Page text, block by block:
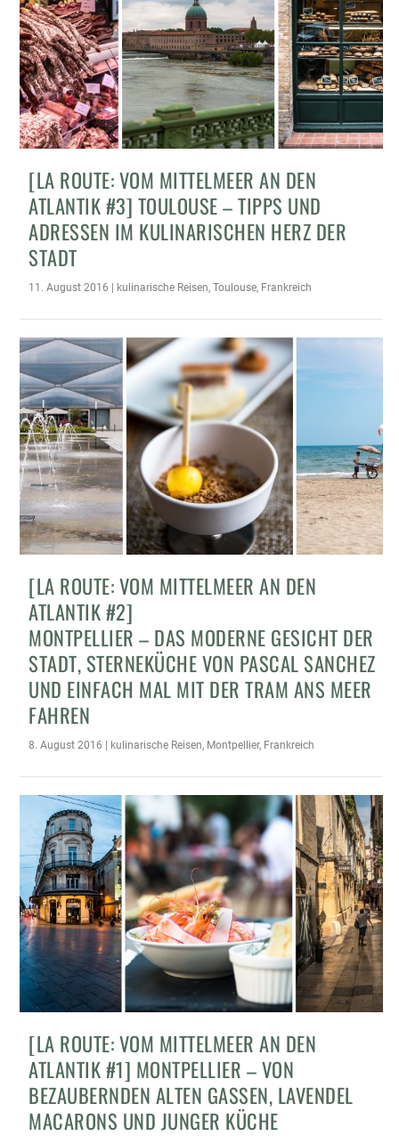
[LA ROUTE: VOM MITTELMEER AN DEN
ATLANTIK #3] TOULOUSE – TIPPS UND
ADRESSEN IM KULINARISCHEN HERZ DER
STADT
11. August 2016 kulinarische Reisen,Toulouse, Frankreich
[LA ROUTE: VOM MITTELMEER AN DEN
ATLANTIK #2]
MONTPELLIER – DAS MODERNE GESICHT DER
STADT, STERNEKÜCHE VON PASCAL SANCHEZ
UND EINFACH MAL MIT DER TRAM ANS MEER
FAHREN
8. August 2016 kulinarische Reisen, Montpellier, Frankreich
[LA ROUTE: VOM MITTELMEER AN DEN
ATLANTIK #1] MONTPELLIER – VON
BEZAUBERNDEN ALTEN GASSEN, LAVENDEL
MACARONS UND JUNGER KÜCHE